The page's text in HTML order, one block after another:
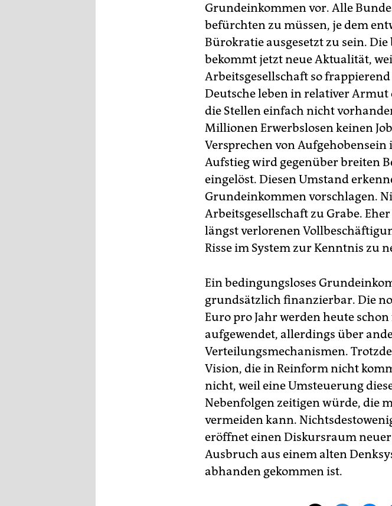
Grundeinkommen vor. Alle
befürchten zu müssen, je dem
Bürokratie ausgesetzt zu sein.
bekommt jetzt neue Aktualität,
Arbeitsgesellschaft so
Deutsche leben in relativer
die Stellen einfach nicht
Millionen Erwerbslosen keinen
Versprechen von
Aufstieg wird gegenüber breiten
eingelöst. Diesen Umstand
Grundeinkommen vorschlagen.
Arbeitsgesellschaft zu Grabe.
längst verlorenen
Risse im System zur Kenntnis zu
Ein bedingungsloses
grundsätzlich finanzierbar. Die
Euro pro Jahr werden heute
aufgewendet, allerdings über
Verteilungsmechanismen.
Vision, die in Reinform nicht
nicht, weil eine Umsteuerung
Nebenfolgen zeitigen würde, die
vermeiden kann.
eröffnet einen Diskursraum
Ausbruch aus einem alten
abhanden gekommen ist.